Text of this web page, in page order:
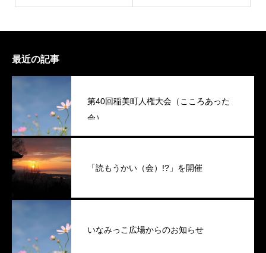
最近の記事
第40回稲美町人権大会（こころあった
会）
「読もうかい（会）!?」を開催
いなみっこ広場からのお知らせ